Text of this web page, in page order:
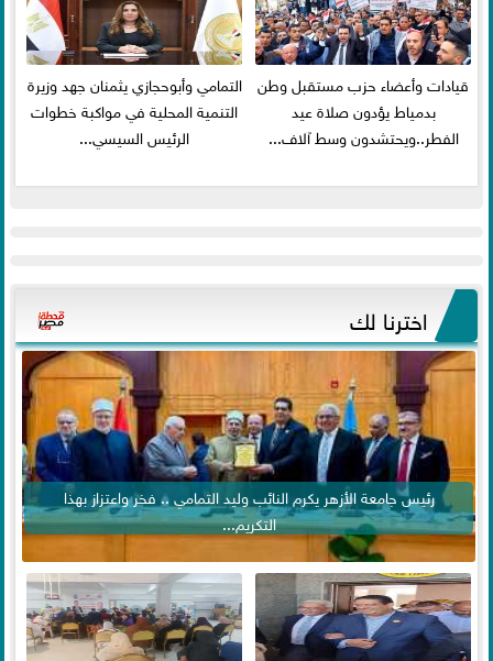
قيادات وأعضاء حزب مستقبل وطن
بدمياط يؤدون صلاة عيد
الفطر..ويحتشدون وسط آلاف...
التمامي وأبوحجازي يثمنان جهد وزيرة
التنمية المحلية في مواكبة خطوات
الرئيس السيسي...
اخترنا لك
رئيس جامعة الأزهر يكرم النائب وليد التمامي .. فخر واعتزاز بهذا
التكريم...